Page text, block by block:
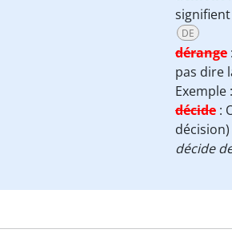
signifient
DE
dérange :
pas dire
Exemple :
décide :
décide